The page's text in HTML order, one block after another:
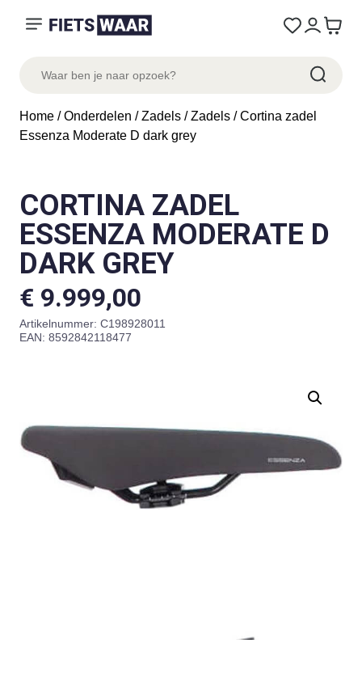
Home /Onderdelen /Zadels /Zadels / Cortina zadel
Essenza Moderate D dark grey
CORTINA ZADEL
ESSENZA MODERATE D
DARK GREY
€ 9.999,00
Artikelnummer: C198928011
EAN: 8592842118477